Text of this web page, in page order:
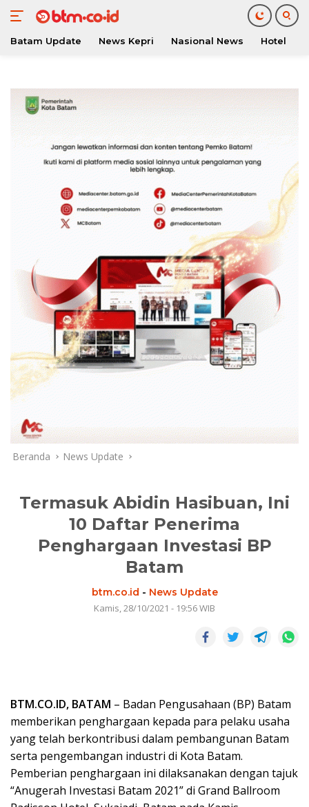
konten
Batam Update News Kepri Nasional News Hotel
Beranda News Update
Termasuk Abidin Hasibuan, Ini
10 Daftar Penerima
Penghargaan Investasi BP
Batam
btm.co.id - News Update
Kamis, 28/10/2021 - 19:56 WIB
BTM.CO.ID, BATAM – Badan Pengusahaan (BP) Batam
memberikan penghargaan kepada para pelaku usaha
yang telah berkontribusi dalam pembangunan Batam
serta pengembangan industri di Kota Batam.
Pemberian penghargaan ini dilaksanakan dengan tajuk
“Anugerah Investasi Batam 2021” di Grand Ballroom